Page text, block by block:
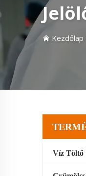
Kezdőlap
Víz Töltő